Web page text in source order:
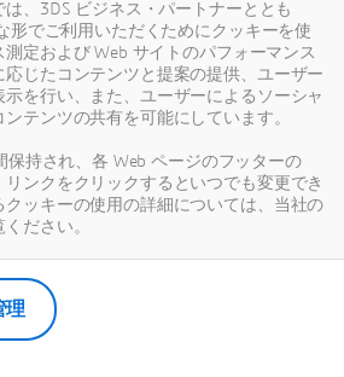
、3DS ビジネス・パートナーととも
形でご利用いただくためにクッキーを使
定および Web サイトのパフォーマンス
じたコンテンツと提案の提供、ユーザー
を行い、また、ユーザーによるソーシャ
テンツの共有を可能にしています。
保持され、各 Web ページのフッターの
リンクをクリックするといつでも変更でき
クッキーの使用の詳細については、当社の
ださい。
理